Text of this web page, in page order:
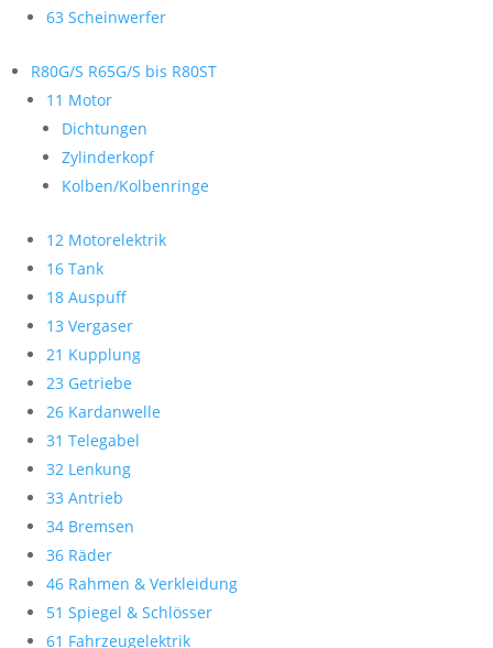
63 Scheinwerfer
R80G/S R65G/S bis R80ST
11 Motor
Dichtungen
Zylinderkopf
Kolben/Kolbenringe
12 Motorelektrik
16 Tank
18 Auspuff
13 Vergaser
21 Kupplung
23 Getriebe
26 Kardanwelle
31 Telegabel
32 Lenkung
33 Antrieb
34 Bremsen
36 Räder
46 Rahmen & Verkleidung
51 Spiegel & Schlösser
61 Fahrzeugelektrik